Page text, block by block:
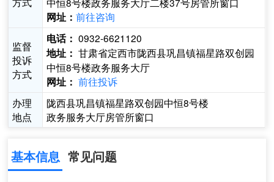
网址：前往咨询
监督
投诉
方式
电话： 0932-6621120
地址： 甘肃省定西市陇西县巩昌镇福星路双创园
中恒8号楼政务服务大厅
网址： 前往投诉
办理
地点
陇西县巩昌镇福星路双创园中恒8号楼
政务服务大厅房管所窗口
基本信息 常见问题